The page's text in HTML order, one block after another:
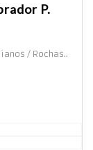
P.
/ Rochas..